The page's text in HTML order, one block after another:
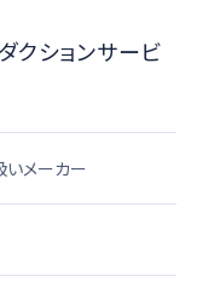
クションサービ
いメーカー